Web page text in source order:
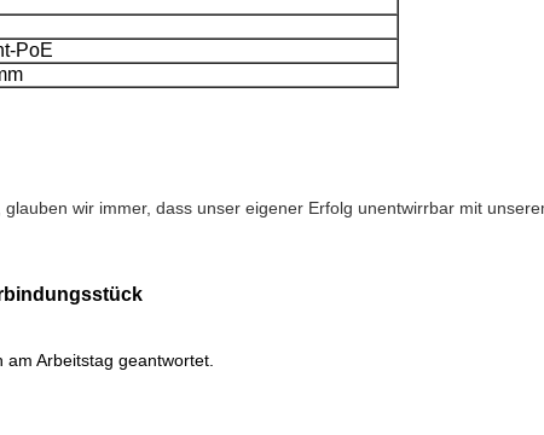
PoE
glauben wir immer, dass unser eigener Erfolg unentwirrbar mit
Arbeitstag geantwortet.